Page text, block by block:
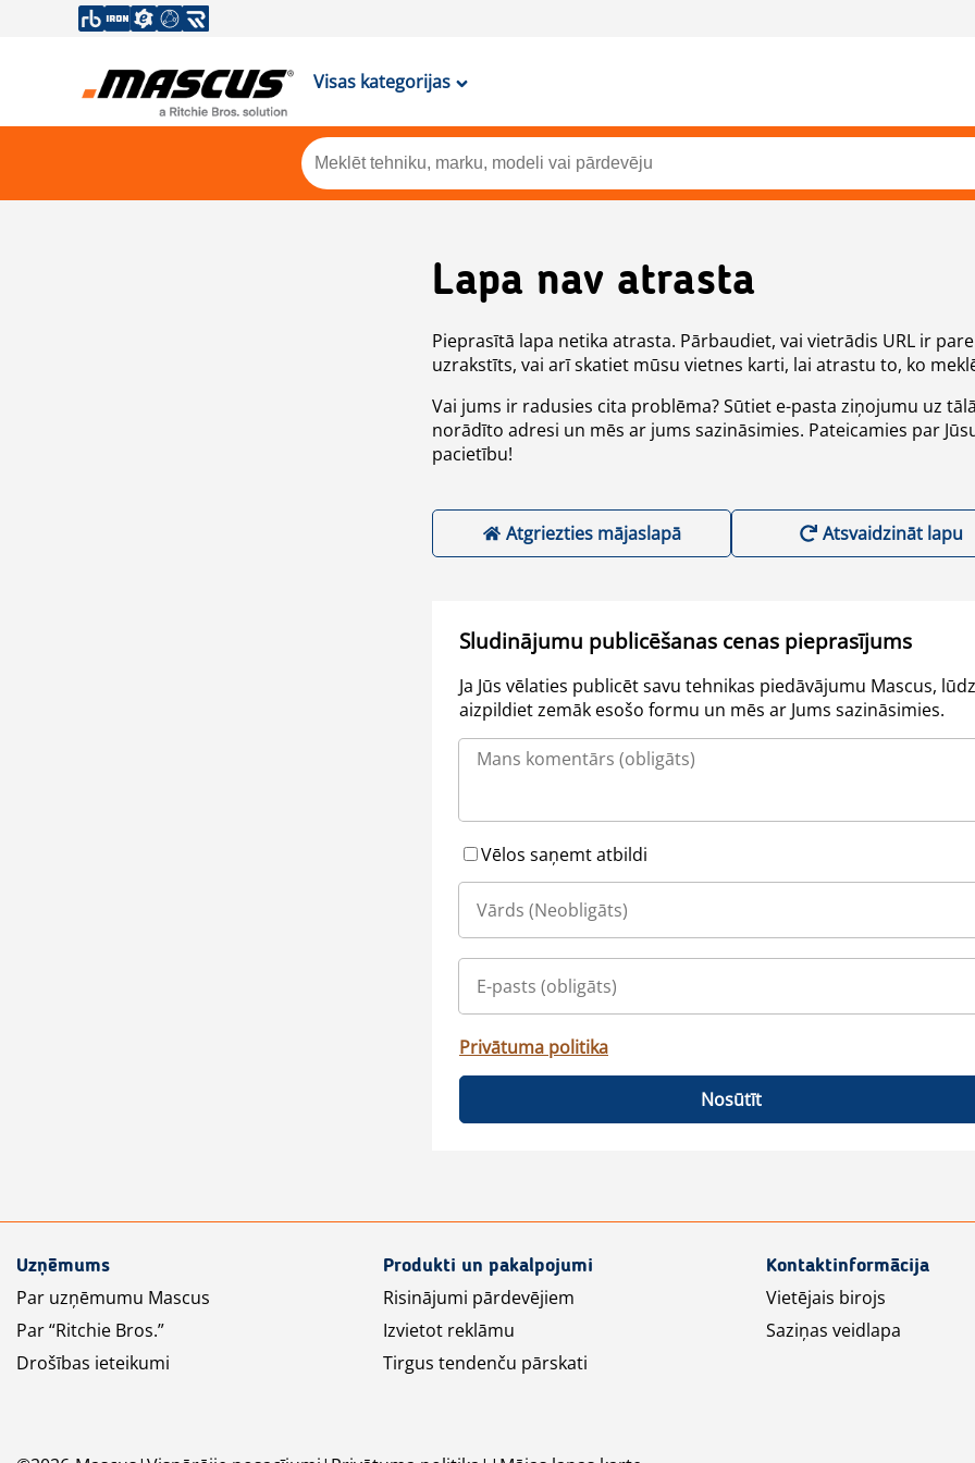
Visas kategorijas
Lapa nav atrasta
Pieprasītā lapa netika atrasta. Pārbaudiet, vai vietrādis URL ir
uzrakstīts, vai arī skatiet mūsu vietnes karti, lai atrastu to, ko
Vai jums ir radusies cita problēma? Sūtiet e-pasta ziņojumu uz
norādīto adresi un mēs ar jums sazināsimies. Pateicamies par
pacietību!
Atgriezties mājaslapā Atsvaidzināt lapu
Sludinājumu publicēšanas cenas pieprasījums
Ja Jūs vēlaties publicēt savu tehnikas piedāvājumu Mascus,
aizpildiet zemāk esošo formu un mēs ar Jums sazināsimies.
Vēlos saņemt atbildi
Privātuma politika
Nosūtīt
Uzņēmums
Par uzņēmumu Mascus
Par “Ritchie Bros.”
Drošības ieteikumi
Produkti un pakalpojumi
Risinājumi pārdevējiem
Izvietot reklāmu
Tirgus tendenču pārskati
Kontaktinformācija
Vietējais birojs
Saziņas veidlapa